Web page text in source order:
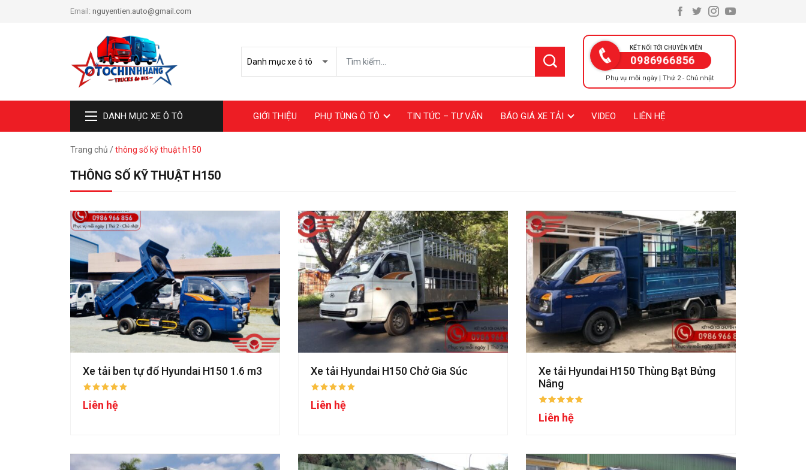
Email: nguyentien.auto@gmail.com
KẾT NỐI TỚI CHUYÊN VIÊN
0986966856
Phụ vụ mỗi ngày | Thứ 2 - Chủ nhật
DANH MỤC XE Ô TÔ GIỚI THIỆU PHỤ TÙNG Ô TÔ TIN TỨC – TƯ VẤN BÁO GIÁ XE TẢI VIDEO LIÊN HỆ
Trang chủ /thông số kỹ thuật h150
THÔNG SỐ KỸ THUẬT H150
Xe tải ben tự đổ Hyundai H150 1.6 m3
Liên hệ
Xe tải Hyundai H150 Chở Gia Súc
Liên hệ
Xe tải Hyundai H150 Thùng Bạt Bửng
Nâng
Liên hệ